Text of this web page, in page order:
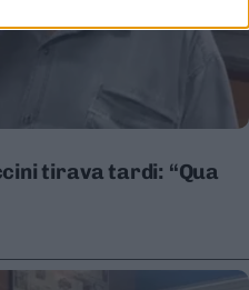
tirava tardi: “Qua